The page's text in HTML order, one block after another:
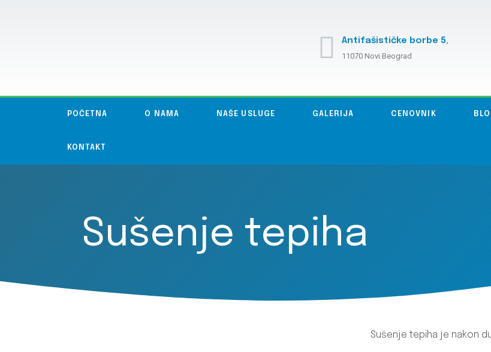
Antifašističke borbe 5,
11070 Novi Beograd
POČETNA O NAMA NAŠE USLUGE GALERIJA CENOVNIK
KONTAKT
Sušenje tepiha
Sušenje tepiha je nakon